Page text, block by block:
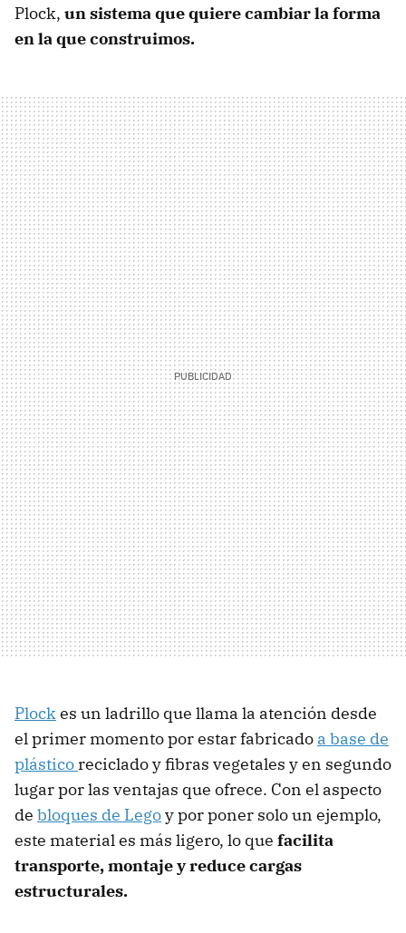
Plock, un sistema que quiere cambiar la forma
en la que construimos.
Plockes un ladrillo que llama la atención desde
el primer momento por estar fabricado a base de
plástico reciclado y fibras vegetales y en segundo
lugar por las ventajas que ofrece. Con el aspecto
de bloques de Legoy por poner solo un ejemplo,
este material es más ligero, lo que facilita
transporte, montaje y reduce cargas
estructurales.